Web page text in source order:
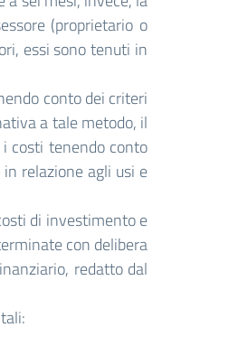
(proprietario o
essi sono tenuti in
conto dei criteri
a tale metodo, il
costi tenendo conto
relazione agli usi e
di investimento e
con delibera
redatto dal